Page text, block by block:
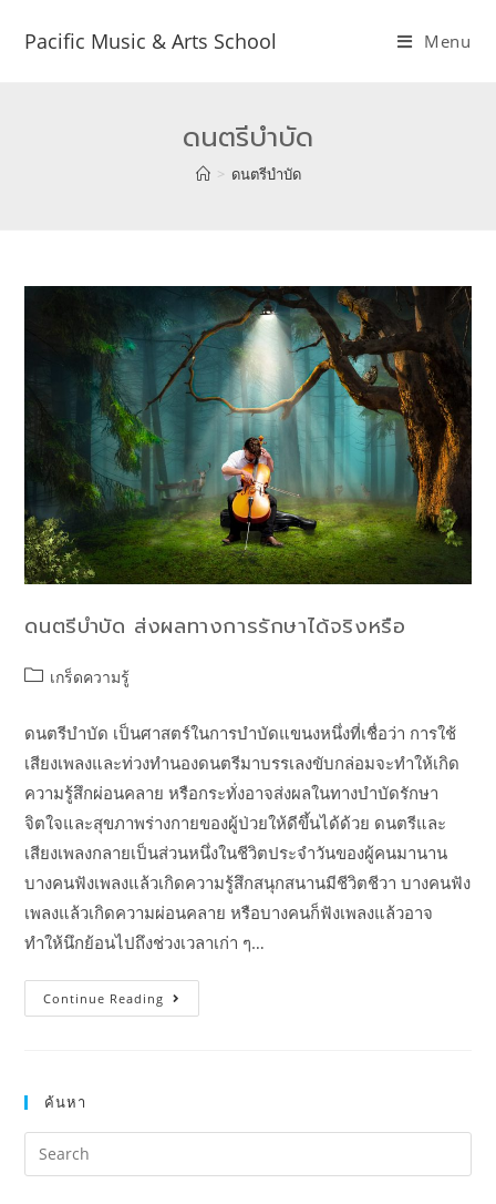
Pacific Music & Arts School Menu
ดนตรีบำบัด
> ดนตรีบำบัด
ดนตรีบำบัด ส่งผลทางการรักษาได้จริงหรือ
เกร็ดความรู้
ดนตรีบำบัด เป็นศาสตร์ในการบำบัดแขนงหนึ่งที่เชื่อว่า การใช้
เสียงเพลงและท่วงทำนองดนตรีมาบรรเลงขับกล่อมจะทำให้เกิด
ความรู้สึกผ่อนคลาย หรือกระทั่งอาจส่งผลในทางบำบัดรักษา
จิตใจและสุขภาพร่างกายของผู้ป่วยให้ดีขึ้นได้ด้วย ดนตรีและ
เสียงเพลงกลายเป็นส่วนหนึ่งในชีวิตประจำวันของผู้คนมานาน
บางคนฟังเพลงแล้วเกิดความรู้สึกสนุกสนานมีชีวิตชีวา บางคนฟัง
เพลงแล้วเกิดความผ่อนคลาย หรือบางคนก็ฟังเพลงแล้วอาจ
ทำให้นึกย้อนไปถึงช่วงเวลาเก่า ๆ…
Continue Reading
ค้นหา